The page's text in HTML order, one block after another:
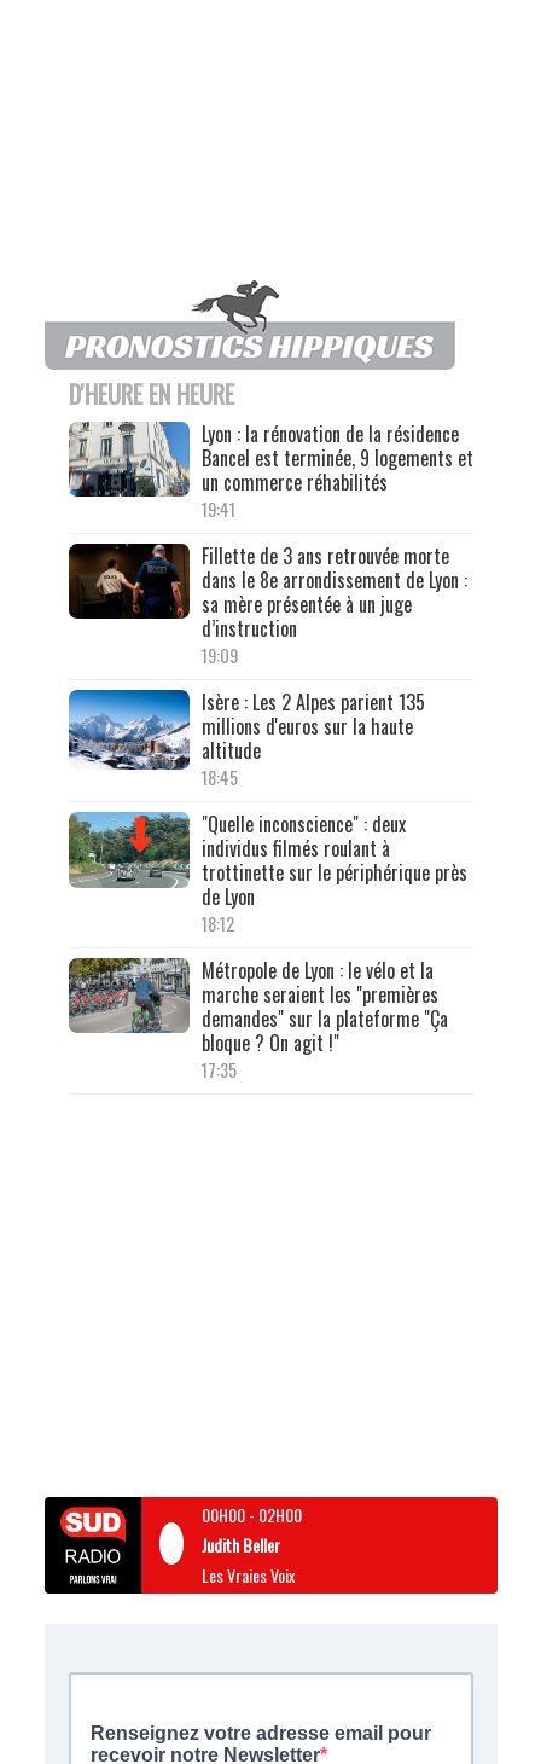
D'HEURE EN HEURE
Lyon : la rénovation de la résidence
Bancel est terminée, 9 logements et
un commerce réhabilités
19:41
Fillette de 3 ans retrouvée morte
dans le 8e arrondissement de Lyon :
sa mère présentée à un juge
d’instruction
19:09
Isère : Les 2 Alpes parient 135
millions d'euros sur la haute
altitude
18:45
"Quelle inconscience" : deux
individus filmés roulant à
trottinette sur le périphérique près
de Lyon
18:12
Métropole de Lyon : le vélo et la
marche seraient les "premières
demandes" sur la plateforme "Ça
bloque ? On agit !"
17:35
00H00- 02H00
Judith Beller
Les Vraies Voix